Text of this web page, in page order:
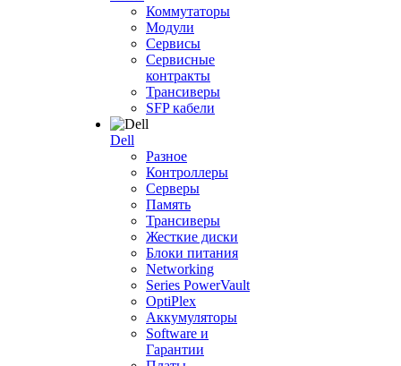
Коммутаторы
Модули
Сервисы
Сервисные
контракты
Трансиверы
SFP кабели
Dell
Разное
Контроллеры
Серверы
Память
Трансиверы
Жесткие диски
Блоки питания
Networking
Series PowerVault
OptiPlex
Аккумуляторы
Software и
Гарантии